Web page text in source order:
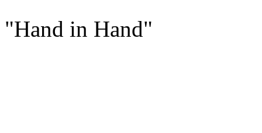
"Hand in Hand"